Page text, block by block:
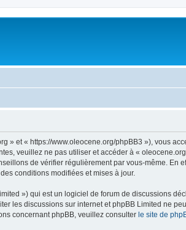
et « https://www.oleocene.org/phpBB3 »), vous
veuillez ne pas utiliser et accéder à «
de vérifier régulièrement par vous-même. En
conditions modifiées et mises à jour.
») qui est un logiciel de forum de discussions
les discussions sur internet et phpBB Limited ne
concernant phpBB, veuillez consulter le site de